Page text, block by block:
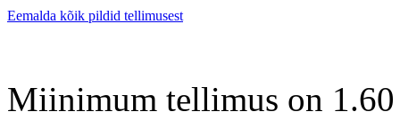
Eemalda kõik pildid tellimusest
Miinimum tellimus on